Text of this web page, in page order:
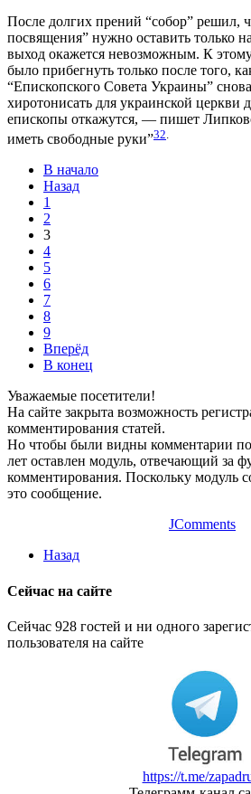
После долгих прений “собор” решил,
посвящения” нужно оставить только
выход окажется невозможным. К
было прибегнуть только после того,
“Епископского Совета Украины”
хиротонисать для украинской церкви
епископы откажутся, — пишет
иметь свободные руки”32.
В начало
Назад
1
2
3
4
5
6
7
8
9
Вперёд
В конец
Уважаемые посетители!
На сайте закрыта возможность
комментирования статей.
Но чтобы были видны комментарии
лет оставлен модуль, отвечающий за
комментирования. Поскольку модуль
это сообщение.
JComments
Назад
Сейчас на сайте
Сейчас 928 гостей и ни одного
пользователя на сайте
https://t.me/